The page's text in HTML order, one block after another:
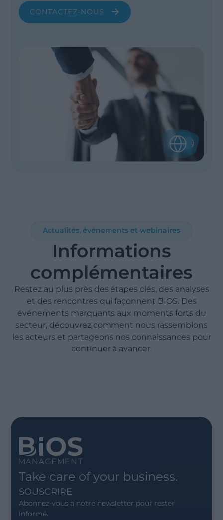
CONTACTEZ-NOUS
Actualités, événements et webinaires
Informations
complémentaires
Restez au plus près des étapes clés, des analyses
et des rencontres qui façonnent BIOS. Des
événements marquants aux moments forts du
secteur, découvrez comment nous rassemblons
les acteurs et partageons nos connaissances pour
continuer à avancer.
Take care of your business.
SOUSCRIRE
Abonnez-vous à notre newsletter pour rester
informé.